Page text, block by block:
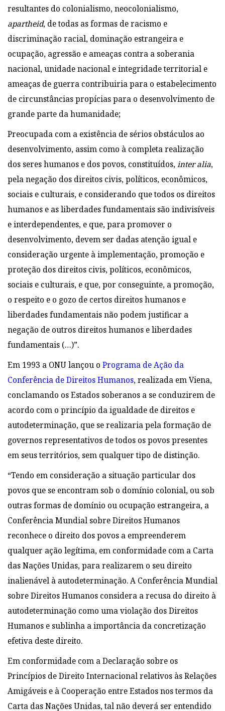
resultantes do colonialismo, neocolonialismo,
apartheid, de todas as formas de racismo e
discriminação racial, dominação estrangeira e
ocupação, agressão e ameaças contra a soberania
nacional, unidade nacional e integridade territorial e
ameaças de guerra contribuiria para o estabelecimento
de circunstâncias propícias para o desenvolvimento de
grande parte da humanidade;
Preocupada com a existência de sérios obstáculos ao
desenvolvimento, assim como à completa realização
dos seres humanos e dos povos, constituídos,inter alia,
pela negação dos direitos civis, políticos, econômicos,
sociais e culturais, e considerando que todos os direitos
humanos e as liberdades fundamentais são indivisíveis
e interdependentes, e que, para promover o
desenvolvimento, devem ser dadas atenção igual e
consideração urgente à implementação, promoção e
proteção dos direitos civis, políticos, econômicos,
sociais e culturais, e que, por conseguinte, a promoção,
o respeito e o gozo de certos direitos humanos e
liberdades fundamentais não podem justificar a
negação de outros direitos humanos e liberdades
fundamentais (…)”.
Em 1993 a ONU lançou o Programa de Ação da
Conferência de Direitos Humanos, realizada em Viena,
conclamando os Estados soberanos a se conduzirem de
acordo com o princípio da igualdade de direitos e
autodeterminação, que se realizaria pela formação de
governos representativos de todos os povos presentes
em seus territórios, sem qualquer tipo de distinção.
“Tendo em consideração a situação particular dos
povos que se encontram sob o domínio colonial, ou sob
outras formas de domínio ou ocupação estrangeira, a
Conferência Mundial sobre Direitos Humanos
reconhece o direito dos povos a empreenderem
qualquer ação legítima, em conformidade com a Carta
das Nações Unidas, para realizarem o seu direito
inalienável à autodeterminação. A Conferência Mundial
sobre Direitos Humanos considera a recusa do direito à
autodeterminação como uma violação dos Direitos
Humanos e sublinha a importância da concretização
efetiva deste direito.
Em conformidade com a Declaração sobre os
Princípios de Direito Internacional relativos às Relações
Amigáveis e à Cooperação entre Estados nos termos da
Carta das Nações Unidas, tal não deverá ser entendido